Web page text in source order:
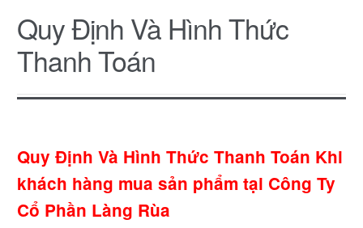
Quy Định Và Hình Thức
Thanh Toán
Quy Định Và Hình Thức Thanh Toán Khi
khách hàng mua sản phẩm tại Công Ty
Cổ Phần Làng Rùa